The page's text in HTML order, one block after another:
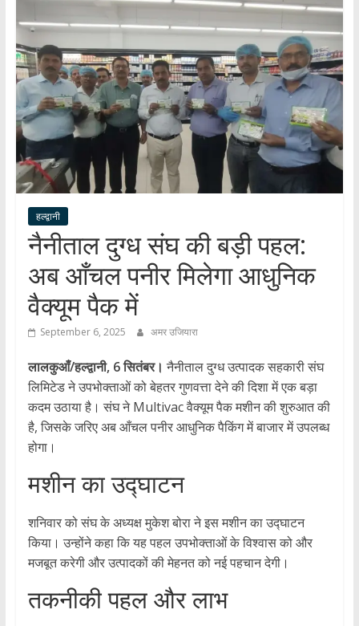
खबर
।
सच्ची
खबर
।
सबकी
खबर
हल्द्वानी
नैनीताल दुग्ध संघ की बड़ी पहल:
अब आँचल पनीर मिलेगा आधुनिक
वैक्यूम पैक में
September 6, 2025 अमर उजियारा
लालकुआँ/हल्द्वानी, 6 सितंबर। नैनीताल दुग्ध उत्पादक सहकारी संघ
लिमिटेड ने उपभोक्ताओं को बेहतर गुणवत्ता देने की दिशा में एक बड़ा
कदम उठाया है। संघ ने Multivac वैक्यूम पैक मशीन की शुरुआत की
है, जिसके जरिए अब आँचल पनीर आधुनिक पैकिंग में बाजार में उपलब्ध
होगा।
मशीन का उद्घाटन
शनिवार को संघ के अध्यक्ष मुकेश बोरा ने इस मशीन का उद्घाटन
किया। उन्होंने कहा कि यह पहल उपभोक्ताओं के विश्वास को और
मजबूत करेगी और उत्पादकों की मेहनत को नई पहचान देगी।
तकनीकी पहल और लाभ